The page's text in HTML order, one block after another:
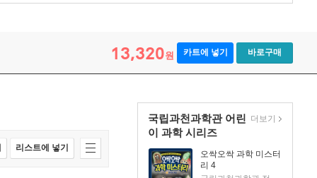
13,320원 카트에 넣기 바로구매
국립과천과학관 어린
이 과학 시리즈
오싹오싹 과학 미스터
리 4
더보기
리스트에 넣기